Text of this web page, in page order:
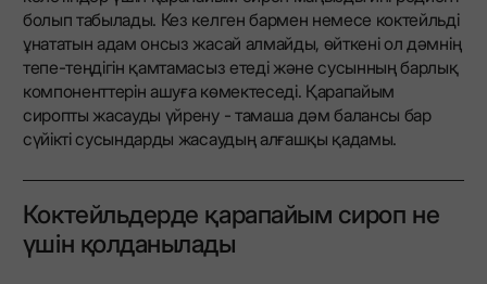
болып табылады. Кез келген бармен немесе коктейльді
ұнататын адам онсыз жасай алмайды, өйткені ол дәмнің
тепе-теңдігін қамтамасыз етеді және сусынның барлық
компоненттерін ашуға көмектеседі. Қарапайым
сиропты жасауды үйрену - тамаша дәм балансы бар
сүйікті сусындарды жасаудың алғашқы қадамы.
Коктейльдерде қарапайым сироп не
үшін қолданылады